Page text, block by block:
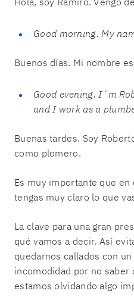
Good morning. My
Buenos días. Mi nombre
Good evening. I´m
and I work as a
Buenas tardes. Soy
como plomero.
Es muy importante que
tengas muy claro lo que
La clave para una gran
qué vamos a decir. Así
quedarnos callados con
incomodidad por no
estamos olvidando algo